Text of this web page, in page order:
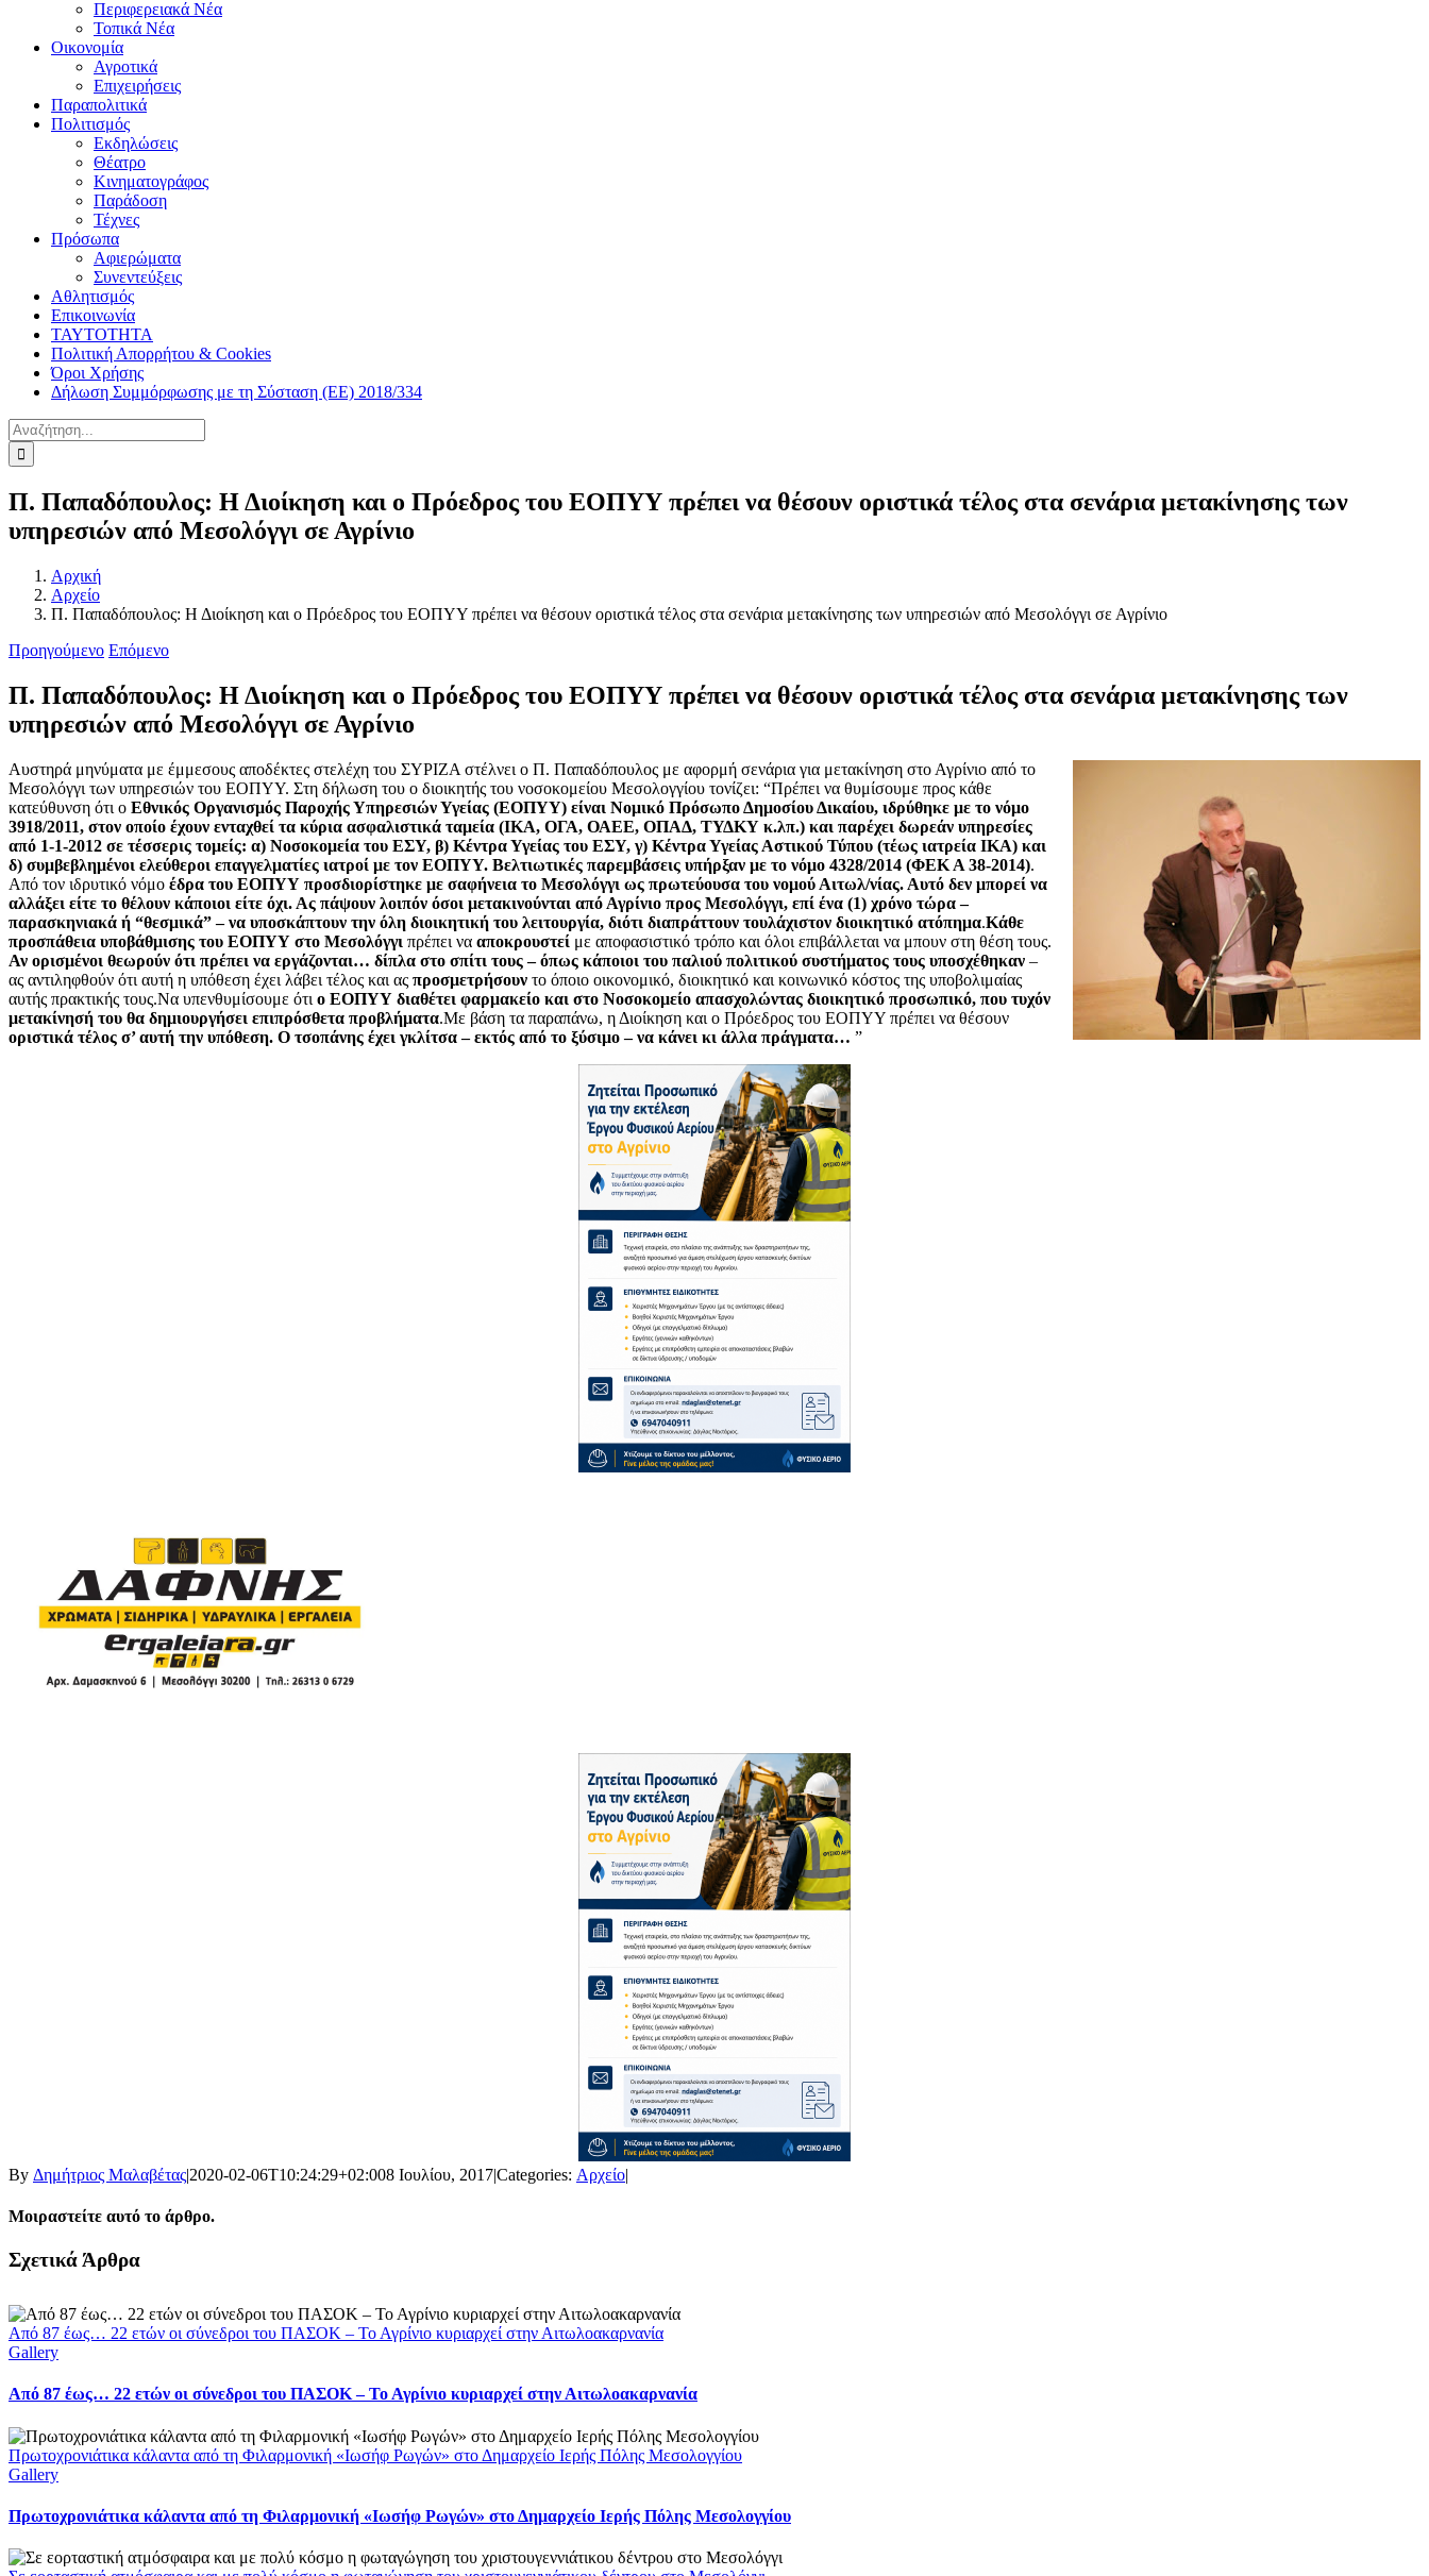
Περιφερειακά Νέα
Τοπικά Νέα
Οικονομία
Αγροτικά
Επιχειρήσεις
Παραπολιτικά
Πολιτισμός
Εκδηλώσεις
Θέατρο
Κινηματογράφος
Παράδοση
Τέχνες
Πρόσωπα
Αφιερώματα
Συνεντεύξεις
Αθλητισμός
Επικοινωνία
ΤΑΥΤΟΤΗΤΑ
Πολιτική Απορρήτου & Cookies
Όροι Χρήσης
Δήλωση Συμμόρφωσης με τη Σύσταση (ΕΕ) 2018/334
Αναζήτηση
για:
Π. Παπαδόπουλος: Η Διοίκηση και ο Πρόεδρος του ΕΟΠΥΥ πρέπει να θέσουν οριστικά τέλος στα σενάρια μετακίνησης των
υπηρεσιών από Μεσολόγγι σε Αγρίνιο
Αρχική
Αρχείο
Π. Παπαδόπουλος: Η Διοίκηση και ο Πρόεδρος του ΕΟΠΥΥ πρέπει να θέσουν οριστικά τέλος στα σενάρια μετακίνησης των υπηρεσιών από Μεσολόγγι σε Αγρίνιο
Προηγούμενο Επόμενο
Π. Παπαδόπουλος: Η Διοίκηση και ο Πρόεδρος του ΕΟΠΥΥ πρέπει να θέσουν οριστικά τέλος στα σενάρια μετακίνησης των
υπηρεσιών από Μεσολόγγι σε Αγρίνιο
Αυστηρά μηνύματα με έμμεσους αποδέκτες στελέχη του ΣΥΡΙΖΑ στέλνει ο Π. Παπαδόπουλος με αφορμή σενάρια για μετακίνηση στο Αγρίνιο από το
Μεσολόγγι των υπηρεσιών του ΕΟΠΥΥ. Στη δήλωση του ο διοικητής του νοσοκομείου Μεσολογγίου τονίζει: “Πρέπει να θυμίσουμε προς κάθε
κατεύθυνση ότι ο Εθνικός Οργανισμός Παροχής Υπηρεσιών Υγείας (ΕΟΠΥΥ) είναι Νομικό Πρόσωπο Δημοσίου Δικαίου, ιδρύθηκε με το νόμο
3918/2011, στον οποίο έχουν ενταχθεί τα κύρια ασφαλιστικά ταμεία (ΙΚΑ, ΟΓΑ, ΟΑΕΕ, ΟΠΑΔ, ΤΥΔΚΥ κ.λπ.) και παρέχει δωρεάν υπηρεσίες
από 1-1-2012 σε τέσσερις τομείς: α) Νοσοκομεία του ΕΣΥ, β) Κέντρα Υγείας του ΕΣΥ, γ) Κέντρα Υγείας Αστικού Τύπου (τέως ιατρεία ΙΚΑ) και
δ) συμβεβλημένοι ελεύθεροι επαγγελματίες ιατροί με τον ΕΟΠΥΥ. Βελτιωτικές παρεμβάσεις υπήρξαν με το νόμο 4328/2014 (ΦΕΚ Α 38-2014).
Από τον ιδρυτικό νόμο έδρα του ΕΟΠΥΥ προσδιορίστηκε με σαφήνεια το Μεσολόγγι ως πρωτεύουσα του νομού Αιτωλ/νίας. Αυτό δεν μπορεί να
αλλάξει είτε το θέλουν κάποιοι είτε όχι. Ας πάψουν λοιπόν όσοι μετακινούνται από Αγρίνιο προς Μεσολόγγι, επί ένα (1) χρόνο τώρα –
παρασκηνιακά ή “θεσμικά” – να υποσκάπτουν την όλη διοικητική του λειτουργία, διότι διαπράττουν τουλάχιστον διοικητικό ατόπημα.Κάθε
προσπάθεια υποβάθμισης του ΕΟΠΥΥ στο Μεσολόγγι πρέπει να αποκρουστεί με αποφασιστικό τρόπο και όλοι επιβάλλεται να μπουν στη θέση τους.
Αν ορισμένοι θεωρούν ότι πρέπει να εργάζονται… δίπλα στο σπίτι τους – όπως κάποιοι του παλιού πολιτικού συστήματος τους υποσχέθηκαν –
ας αντιληφθούν ότι αυτή η υπόθεση έχει λάβει τέλος και ας προσμετρήσουν το όποιο οικονομικό, διοικητικό και κοινωνικό κόστος της υποβολιμαίας
αυτής πρακτικής τους.Να υπενθυμίσουμε ότι ο ΕΟΠΥΥ διαθέτει φαρμακείο και στο Νοσοκομείο απασχολώντας διοικητικό προσωπικό, που τυχόν
μετακίνησή του θα δημιουργήσει επιπρόσθετα προβλήματα.Με βάση τα παραπάνω, η Διοίκηση και ο Πρόεδρος του ΕΟΠΥΥ πρέπει να θέσουν
οριστικά τέλος σ’ αυτή την υπόθεση. Ο τσοπάνης έχει γκλίτσα – εκτός από το ξύσιμο – να κάνει κι άλλα πράγματα… ”
By Δημήτριος Μαλαβέτας|2020-02-06T10:24:29+02:008 Ιουλίου, 2017|Categories: Αρχείο|
Μοιραστείτε αυτό το άρθρο.
Facebook
X
LinkedIn
WhatsApp
Email
Σχετικά Άρθρα
Από 87 έως… 22 ετών οι σύνεδροι του ΠΑΣΟΚ – Το Αγρίνιο κυριαρχεί στην Αιτωλοακαρνανία
Gallery
Από 87 έως… 22 ετών οι σύνεδροι του ΠΑΣΟΚ – Το Αγρίνιο κυριαρχεί στην Αιτωλοακαρνανία
Πρωτοχρονιάτικα κάλαντα από τη Φιλαρμονική «Ιωσήφ Ρωγών» στο Δημαρχείο Ιερής Πόλης Μεσολογγίου
Gallery
Πρωτοχρονιάτικα κάλαντα από τη Φιλαρμονική «Ιωσήφ Ρωγών» στο Δημαρχείο Ιερής Πόλης Μεσολογγίου